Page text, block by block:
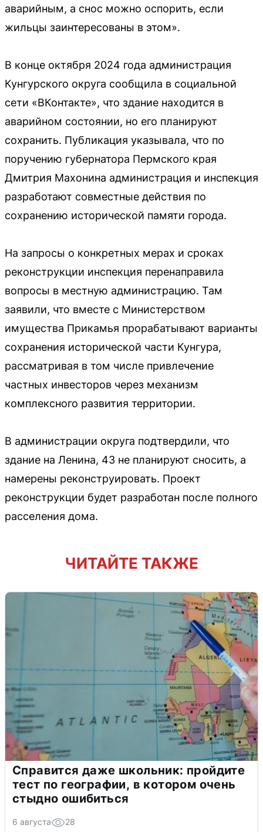
аварийным, а снос можно оспорить, если
жильцы заинтересованы в этом».
В конце октября 2024 года администрация
Кунгурского округа сообщила в социальной
сети «ВКонтакте», что здание находится в
аварийном состоянии, но его планируют
сохранить. Публикация указывала, что по
поручению губернатора Пермского края
Дмитрия Махонина администрация и инспекция
разработают совместные действия по
сохранению исторической памяти города.
На запросы о конкретных мерах и сроках
реконструкции инспекция перенаправила
вопросы в местную администрацию. Там
заявили, что вместе с Министерством
имущества Прикамья прорабатывают варианты
сохранения исторической части Кунгура,
рассматривая в том числе привлечение
частных инвесторов через механизм
комплексного развития территории.
В администрации округа подтвердили, что
здание на Ленина, 43 не планируют сносить, а
намерены реконструировать. Проект
реконструкции будет разработан после полного
расселения дома.
ЧИТАЙТЕ ТАКЖЕ
Справится даже школьник: пройдите
тест по географии, в котором очень
стыдно ошибиться
6 августа 28